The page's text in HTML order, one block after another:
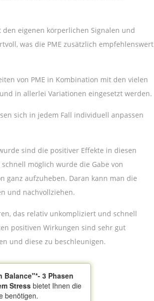
eigenen körperlichen Signalen und
was die PME zusätzlich empfehlenswert
von PME in Kombination mit den vielen
in allerlei Variationen eingesetzt werden.
sich in jedem Fall individuell anpassen
sind die positiver Effekte in diesen
möglich wurde die Gabe von
ganz aufzuheben. Daran kann man die
und nachvollziehen.
das relativ unkompliziert und schnell
positiven Wirkungen sind sehr gut
und diese zu beschleunigen.
Balance"*- 3 Phasen
Stressbietet Ihnen die
benötigen.